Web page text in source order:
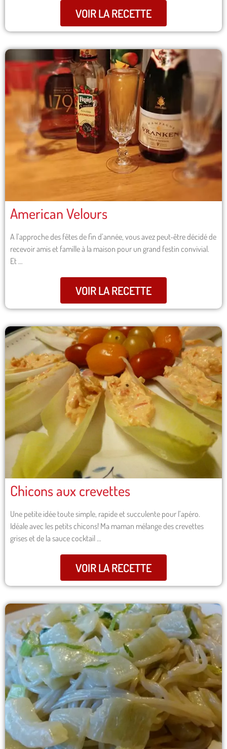
VOIR LA RECETTE
American Velours
A l’approche des fêtes de fin d’année, vous avez peut-être décidé de
recevoir amis et famille à la maison pour un grand festin convivial.
Et …
VOIR LA RECETTE
Chicons aux crevettes
Une petite idée toute simple, rapide et succulente pour l’apéro.
Idéale avec les petits chicons! Ma maman mélange des crevettes
grises et de la sauce cocktail …
VOIR LA RECETTE